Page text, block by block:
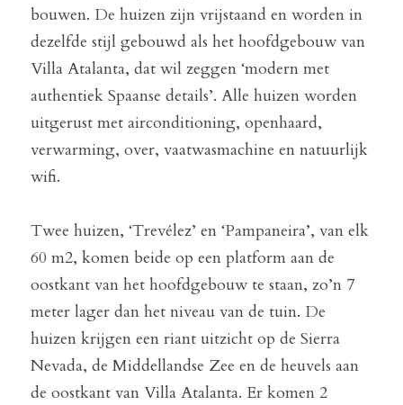
bouwen. De huizen zijn vrijstaand en worden in
dezelfde stijl gebouwd als het hoofdgebouw van
Villa Atalanta, dat wil zeggen ‘modern met
authentiek Spaanse details’. Alle huizen worden
uitgerust met airconditioning, openhaard,
verwarming, over, vaatwasmachine en natuurlijk
wifi.
Twee huizen, ‘Trevélez’ en ‘Pampaneira’, van elk
60 m2, komen beide op een platform aan de
oostkant van het hoofdgebouw te staan, zo’n 7
meter lager dan het niveau van de tuin. De
huizen krijgen een riant uitzicht op de Sierra
Nevada, de Middellandse Zee en de heuvels aan
de oostkant van Villa Atalanta. Er komen 2